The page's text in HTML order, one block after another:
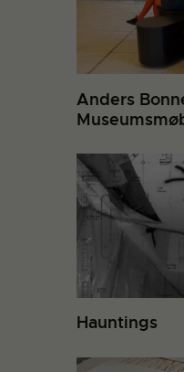
Anders
Hauntings